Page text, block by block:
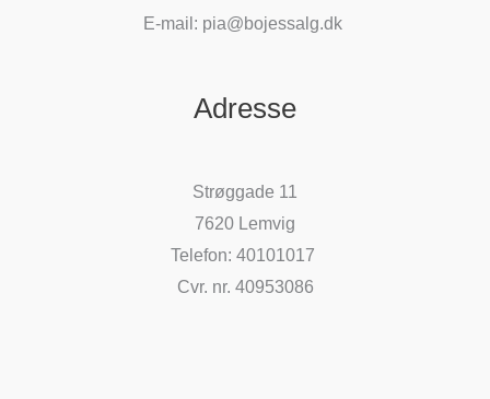
E-mail: pia@bojessalg.dk
Adresse
Strøggade 11
7620 Lemvig
Telefon: 40101017
Cvr. nr. 40953086